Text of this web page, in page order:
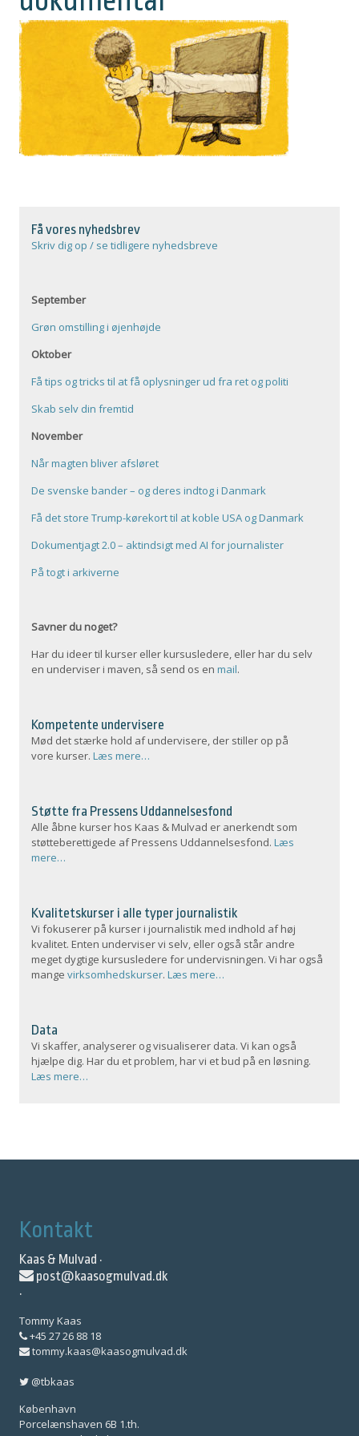
Få vores nyhedsbrev
Skriv dig op / se tidligere nyhedsbreve
September
Grøn omstilling i øjenhøjde
Oktober
Få tips og tricks til at få oplysninger ud fra ret og politi
Skab selv din fremtid
November
Når magten bliver afsløret
De svenske bander – og deres indtog i Danmark
Få det store Trump-kørekort til at koble USA og Danmark
Dokumentjagt 2.0 – aktindsigt med AI for journalister
På togt i arkiverne
Savner du noget?
Har du ideer til kurser eller kursusledere, eller har du selv
en underviser i maven, så send os enmail.
Kompetente undervisere
Mød det stærke hold af undervisere, der stiller op på
vore kurser.Læs mere…
Støtte fra Pressens Uddannelsesfond
Alle åbne kurser hos Kaas & Mulvad er anerkendt som
støtteberettigede af Pressens Uddannelsesfond.Læs
mere…
Kvalitetskurser i alle typer journalistik
Vi fokuserer på kurser i journalistik med indhold af høj
kvalitet. Enten underviser vi selv, eller også står andre
meget dygtige kursusledere for undervisningen. Vi har også
mangevirksomhedskurser.Læs mere…
Data
Vi skaffer, analyserer og visualiserer data. Vi kan også
hjælpe dig. Har du et problem, har vi et bud på en løsning.
Læs mere…
Kontakt
Kaas & Mulvad ·
post@kaasogmulvad.dk
·
Tommy Kaas
+45 27 26 88 18
tommy.kaas@kaasogmulvad.dk
@tbkaas
København
Porcelænshaven 6B 1.th.